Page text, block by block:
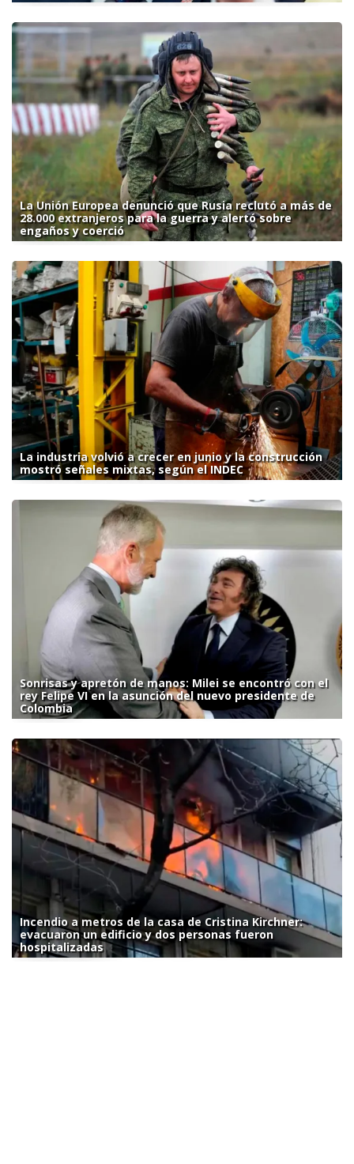
La Unión Europea denunció que Rusia reclutó a más de
28.000 extranjeros para la guerra y alertó sobre
engaños y coerció
La industria volvió a crecer en junio y la construcción
mostró señales mixtas, según el INDEC
Sonrisas y apretón de manos: Milei se encontró con el
rey Felipe VI en la asunción del nuevo presidente de
Colombia
Incendio a metros de la casa de Cristina Kirchner:
evacuaron un edificio y dos personas fueron
hospitalizadas